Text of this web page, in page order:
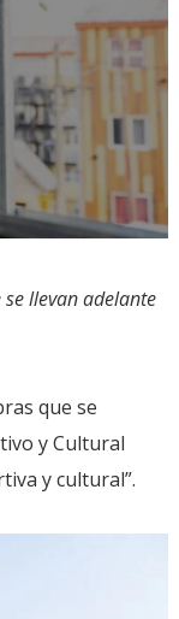
llevan adelante
que se
y Cultural
y cultural”.